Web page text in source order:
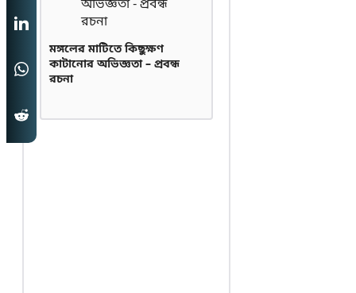
মঙ্গলের মাটিতে কিছুক্ষণ
কাটানোর অভিজ্ঞতা – প্রবন্ধ
রচনা